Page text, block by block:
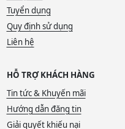
Tuyển dụng
Quy định sử dụng
Liên hệ
HỖ TRỢ KHÁCH HÀNG
Tin tức & Khuyến mãi
Hướng dẫn đăng tin
Giải quyết khiếu nại